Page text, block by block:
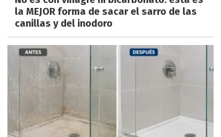
la MEJOR forma de sacar el sarro de las
canillas y del inodoro